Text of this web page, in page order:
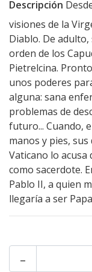
Descripción
visiones de la
Diablo. De
orden de los
Pietrelcina.
unos poderes
alguna: sana
problemas de
futuro... Cuando,
manos y pies,
Vaticano lo
como sacerdote.
Pablo II, a quien
llegaría a ser
-